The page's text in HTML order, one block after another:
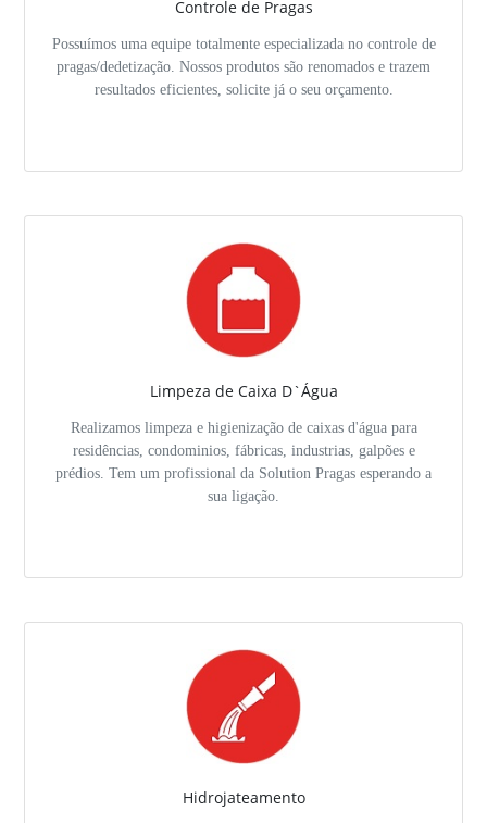
Controle de Pragas
Possuímos uma equipe totalmente especializada no controle de
pragas/dedetização. Nossos produtos são renomados e trazem
resultados eficientes, solicite já o seu orçamento.
Limpeza de Caixa D`Água
Realizamos limpeza e higienização de caixas d'água para
residências, condominios, fábricas, industrias, galpões e
prédios. Tem um profissional da Solution Pragas esperando a
sua ligação.
Hidrojateamento